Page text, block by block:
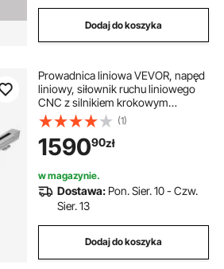
Dodaj do koszyka
Prowadnica liniowa VEVOR, napęd
liniowy, siłownik ruchu liniowego
CNC z silnikiem krokowym
Nema34, skok 600 mm, silnik
szybkoobrotowy, do grawerek,
frezarek CNC i drukarek 3D
(1)
159090zł
w magazynie.
Dostawa: Pon. Sier. 10 - Czw.
Sier. 13
Dodaj do koszyka